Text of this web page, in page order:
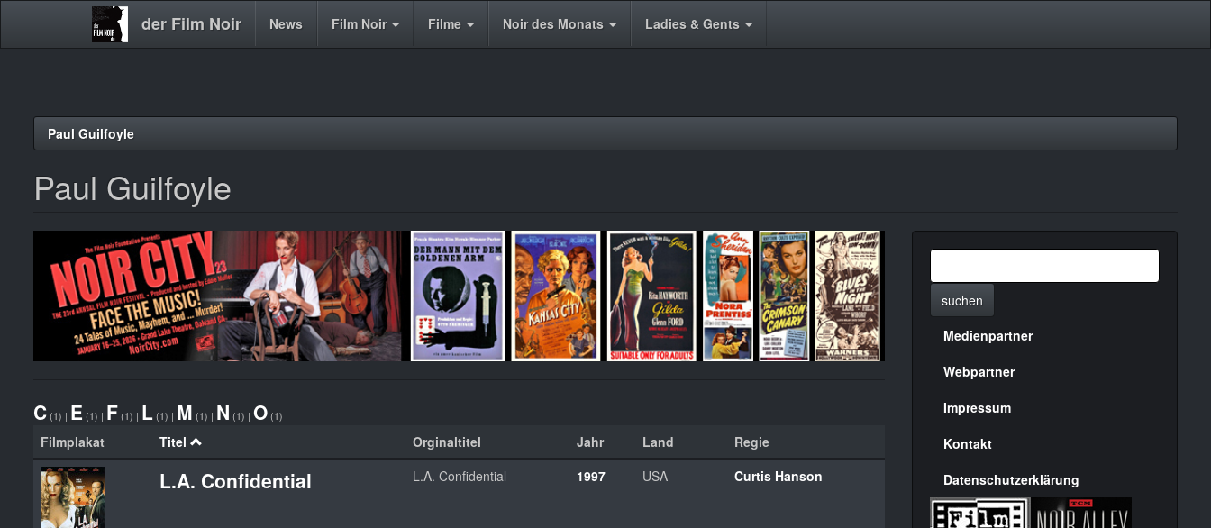
der Film Noir
Main News Film Noir Filme Noir des Monats Ladies & Gents
Paul Guilfoyle
Paul Guilfoyle
C (1) | E (1) | F (1) | L (1) | M (1) | N (1) | O (1)
Filmplakat Titel Orginaltitel Jahr Land Regie
L.A. Confidential L.A. Confidential 1997 USA Curtis Hanson
suchen
Menülinks
rechte
Seite
Medienpartner
Webpartner
Impressum
Kontakt
Datenschutzerklärung